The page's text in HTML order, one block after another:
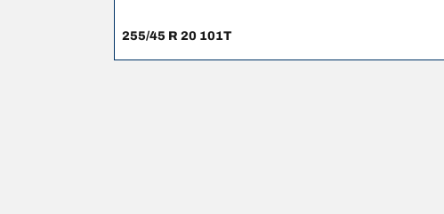
255/45 R 20 101T